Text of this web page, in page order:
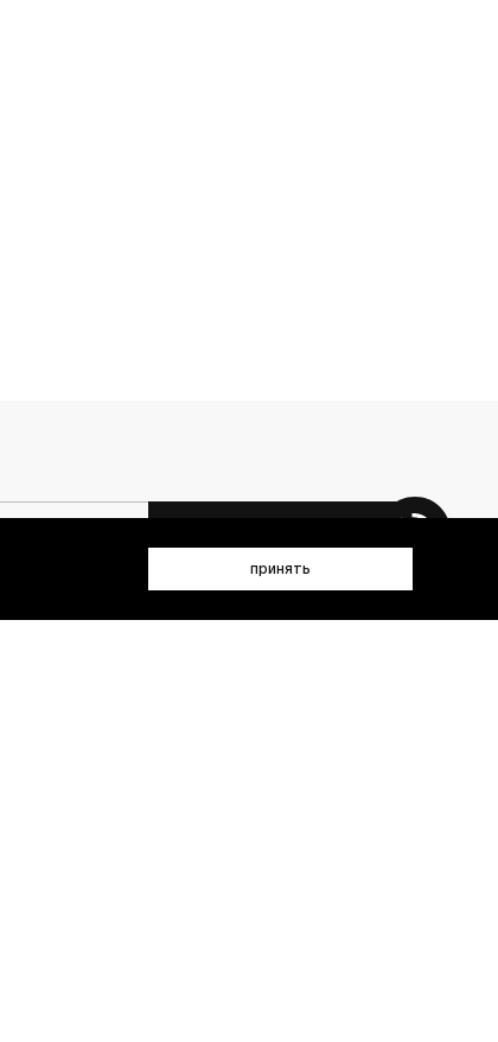
(имя, email, телефон) для получения рекламных и
Политикой конфиденциальности
принять